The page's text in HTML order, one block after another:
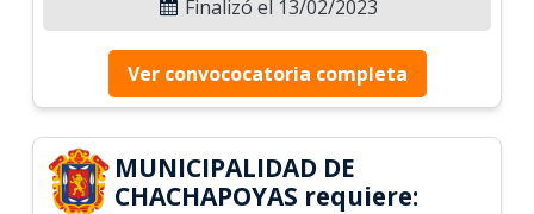
Finalizó el 13/02/2023
Ver convococatoria completa
MUNICIPALIDAD DE
CHACHAPOYAS requiere: